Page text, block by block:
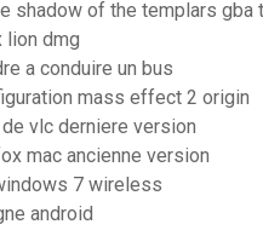
shadow of the templars gba
lion dmg
a conduire un bus
mass effect 2 origin
vlc derniere version
mac ancienne version
7 wireless
android